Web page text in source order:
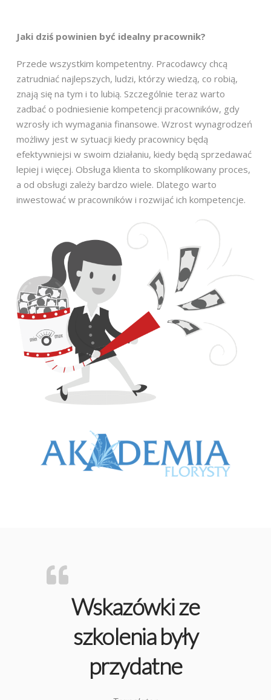
Jaki dziś powinien być idealny pracownik?
Przede wszystkim kompetentny. Pracodawcy chcą
zatrudniać najlepszych, ludzi, którzy wiedzą, co robią,
znają się na tym i to lubią. Szczególnie teraz warto
zadbać o podniesienie kompetencji pracowników, gdy
wzrosły ich wymagania finansowe. Wzrost wynagrodzeń
możliwy jest w sytuacji kiedy pracownicy będą
efektywniejsi w swoim działaniu, kiedy będą sprzedawać
lepiej i więcej. Obsługa klienta to skomplikowany proces,
a od obsługi zależy bardzo wiele. Dlatego warto
inwestować w pracowników i rozwijać ich kompetencje.
Wskazówki ze
szkolenia były
przydatne